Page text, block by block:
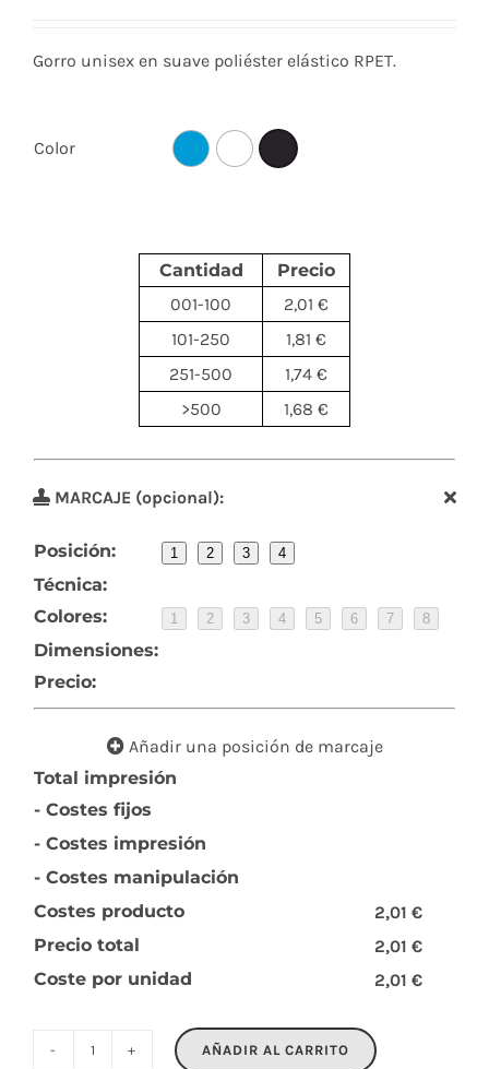
Gorro unisex en suave poliéster elástico RPET.
Color
Cantidad
Precio
001-100
2,01 €
101-250
1,81 €
251-500
1,74 €
>500
1,68 €
MARCAJE (opcional):
Posición: 1 2 3 4
Técnica:
Colores:
1 2 3 4 5 6 7 8
Dimensiones:
Precio:
Añadir una posición de marcaje
Total impresión
- Costes fijos
- Costes impresión
- Costes manipulación
Costes producto
2,01 €
Precio total
2,01 €
Coste por unidad
2,01 €
AÑADIR AL CARRITO